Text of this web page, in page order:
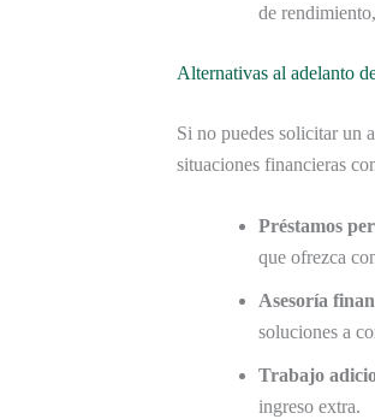
de
Alternativas al adelanto
Si no puedes solicitar un
situaciones financieras
Préstamos
que ofrezca
Asesoría
soluciones a
Trabajo
ingreso extra.